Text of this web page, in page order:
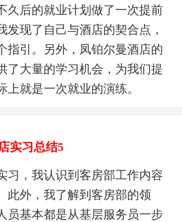
久后的就业计划做了一次提前
发现了自己与酒店的契合点，
指引。另外，凤铂尔曼酒店的
了大量的学习机会，为我们提
就是一次就业的演练。
实习总结5
习，我认识到客房部工作内容
此外，我了解到客房部的领
员基本都是从基层服务员一步